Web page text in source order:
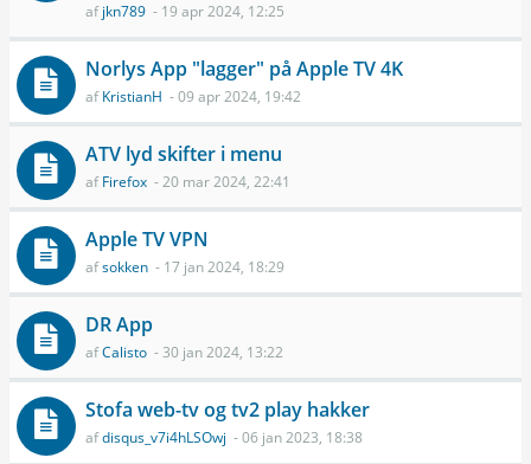
afjkn789 - 19 apr 2024, 12:25
Norlys App "lagger" på Apple TV 4K
afKristianH - 09 apr 2024, 19:42
ATV lyd skifter i menu
afFirefox - 20 mar 2024, 22:41
Apple TV VPN
afsokken - 17 jan 2024, 18:29
DR App
afCalisto - 30 jan 2024, 13:22
Stofa web-tv og tv2 play hakker
afdisqus_v7i4hLSOwj - 06 jan 2023, 18:38